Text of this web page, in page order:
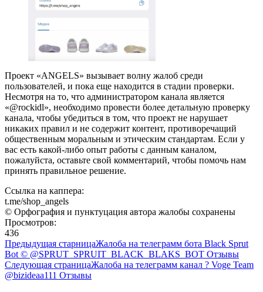
Проект «ANGELS» вызывает волну жалоб среди
пользователей, и пока еще находится в стадии проверки.
Несмотря на то, что администратором канала является
«@rockidl», необходимо провести более детальную проверку
канала, чтобы убедиться в том, что проект не нарушает
никаких правил и не содержит контент, противоречащий
общественным моральным и этическим стандартам. Если у
вас есть какой-либо опыт работы с данным каналом,
пожалуйста, оставьте свой комментарий, чтобы помочь нам
принять правильное решение.
Ссылка на каппера:
t.me/shop_angels
© Орфография и пунктуцация автора жалобы сохранены
Просмотров:
436
Предыдущая старницаЖалоба на телеграмм бота Black Sprut
Bot © @SPRUT_SPRUIT_BLACK_BLAKS_BOT Отзывы
Следующая страницаЖалоба на телеграмм канал ? Voge Team
@bizideaa111 Отзывы